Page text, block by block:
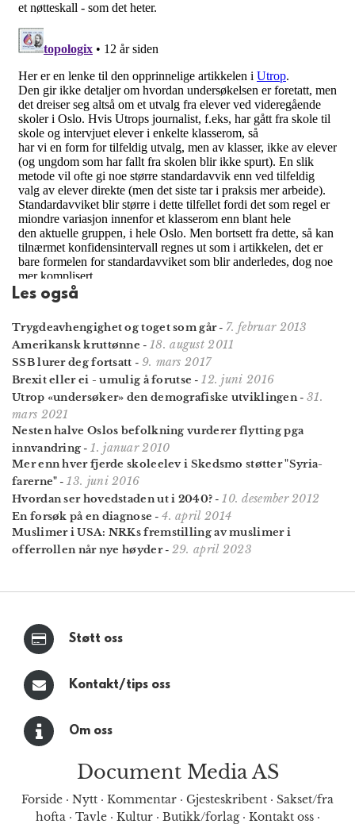
Les også
Trygdeavhengighet og toget som går- 7. februar 2013
Amerikansk kruttønne - 18. august 2011
SSB lurer deg fortsatt - 9. mars 2017
Brexit eller ei - umulig å forutse - 12. juni 2016
Utrop «undersøker» den demografiske utviklingen -31.
mars 2021
Nesten halve Oslos befolkning vurderer flytting pga
innvandring - 1. januar 2010
Mer enn hver fjerde skoleelev i Skedsmo støtter "Syria-
farerne" - 13. juni 2016
Hvordan ser hovedstaden ut i 2040? - 10. desember 2012
En forsøk på en diagnose -4. april 2014
Muslimer i USA: NRKs fremstilling av muslimer i
offerrollen når nye høyder- 29. april 2023
Støtt oss
Kontakt/tips oss
Om oss
Document Media AS
Forside · Nytt · Kommentar · Gjesteskribent · Sakset/fra
hofta· Tavle· Kultur· Butikk/forlag· Kontakt oss·